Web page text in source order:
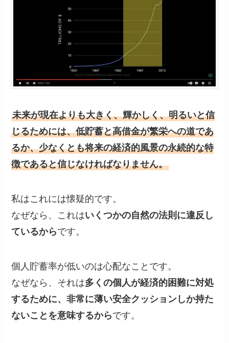
未来が現在よりも大きく、輝かしく、明るいと信
じるためには、低貯蓄と高借金が繁栄への道であ
るか、少なくとも将来の経済的風景の永続的な特
徴であると信じなければなりません。
私はこれには懐疑的です。
なぜなら、これはいくつかの自然の法則に違反し
ているからです。
個人貯蓄率が低いのは心配なことです。
なぜなら、それは多くの個人が経済的困難に対処
するために、非常に薄い安全クッションしか持た
ないことを意味するからです。